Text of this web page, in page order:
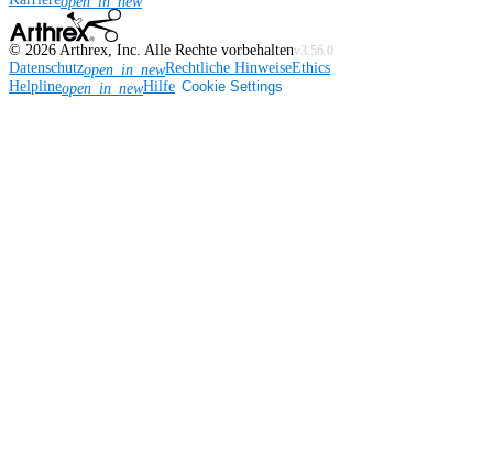
© 2026 Arthrex, Inc. Alle Rechte vorbehaltenv3.56.0
Datenschutzopen_in_newRechtliche HinweiseEthics
Helplineopen_in_newHilfe Cookie Settings